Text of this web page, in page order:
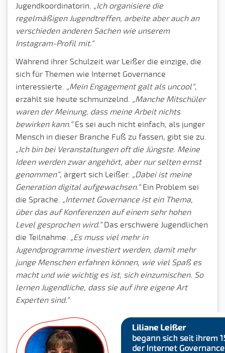
Jugendkoordinatorin. „Ich organisiere die
regelmäßigen Jugendtreffen, arbeite aber auch an
verschieden anderen Sachen wie unserem
Instagram-Profil mit.“
Während ihrer Schulzeit war Leißer die einzige, die
sich für Themen wie Internet Governance
interessierte. „Mein Engagement galt als uncool“,
erzählt sie heute schmunzelnd. „Manche Mitschüler
waren der Meinung, dass meine Arbeit nichts
bewirken kann.“Es sei auch nicht einfach, als junger
Mensch in dieser Branche Fuß zu fassen, gibt sie zu.
„Ich bin bei Veranstaltungen oft die Jüngste. Meine
Ideen werden zwar angehört, aber nur selten ernst
genommen“, ärgert sich Leißer. „Dabei ist meine
Generation digital aufgewachsen.“Ein Problem sei
die Sprache. „Internet Governance ist ein Thema,
über das auf Konferenzen auf einem sehr hohen
Level gesprochen wird.“Das erschwere Jugendlichen
die Teilnahme. „Es muss viel mehr in
Jugendprogramme investiert werden, damit mehr
junge Menschen erfahren können, wie viel Spaß es
macht und wie wichtig es ist, sich einzumischen. So
lernen Jugendliche, dass sie auf ihre eigene Art
Experten sind.“